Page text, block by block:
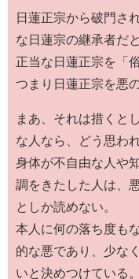
日蓮正宗から破門さ
な日蓮宗の継承者だ
正当な日蓮正宗を「
つまり日蓮正宗を悪
まあ、それは措くと
な人なら、どう思わ
身体が不自由な人や
調をきたした人は、
としか読めない。
本人に何の落ち度も
的な悪であり、少な
いと決めつけている。